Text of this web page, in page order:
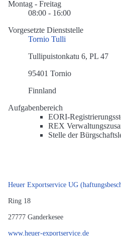
Montag - Freitag
08:00 - 16:00
Vorgesetzte Dienststelle
Tornio Tulli
Tullipuistonkatu 6, PL 47
95401 Tornio
Finnland
Aufgabenbereich
EORI-
REX
Stelle der
Heuer Exportservice UG
Ring 18
27777 Ganderkesee
www.heuer-exportservice.de